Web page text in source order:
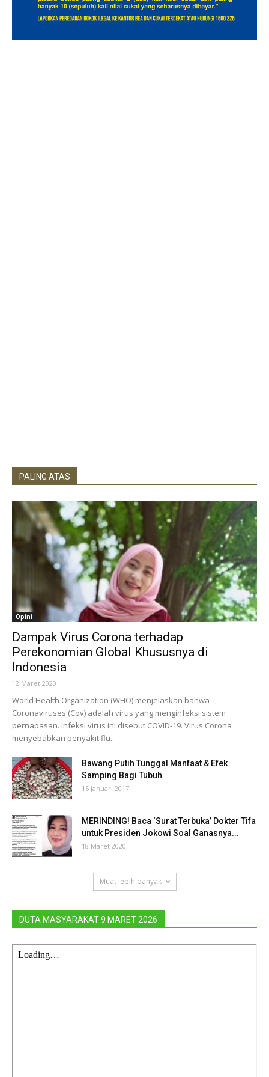
PALING ATAS
Opini
Dampak Virus Corona terhadap
Perekonomian Global Khususnya di
Indonesia
12 Maret 2020
World Health Organization (WHO) menjelaskan bahwa
Coronaviruses (Cov) adalah virus yang menginfeksi sistem
pernapasan. Infeksi virus ini disebut COVID-19. Virus Corona
menyebabkan penyakit flu...
Bawang Putih Tunggal Manfaat & Efek
Samping Bagi Tubuh
15 Januari 2017
MERINDING! Baca ‘Surat Terbuka’ Dokter Tifa
untuk Presiden Jokowi Soal Ganasnya...
18 Maret 2020
Muat lebih banyak
DUTA MASYARAKAT 9 MARET 2026